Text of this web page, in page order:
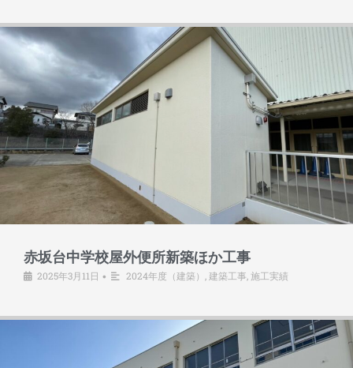
赤坂台中学校屋外便所新築ほか工事
2025年3月11日 • 2024年度（建築） ,建築工事,施工実績